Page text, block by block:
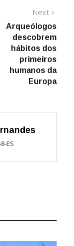
Next
post:
Arqueólogos
descobrem
hábitos dos
primeiros
humanos da
Europa
ES